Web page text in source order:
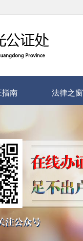
指南 法律之窗